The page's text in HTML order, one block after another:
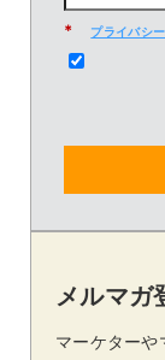
* プライバシ
メルマガ
マーケター